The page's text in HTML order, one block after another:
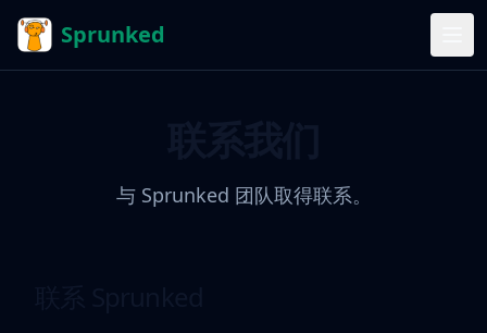
Sprunked
与 Sprunked 团队取得联系。